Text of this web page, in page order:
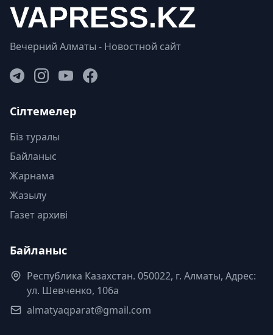
Вечерний Алматы - Новостной сайт
Сілтемелер
Біз туралы
Байланыс
Жарнама
Жазылу
Газет архиві
Байланыс
Республика Казахстан. 050022, г. Алматы, Адрес:
ул. Шевченко, 106а
almatyaqparat@gmail.com